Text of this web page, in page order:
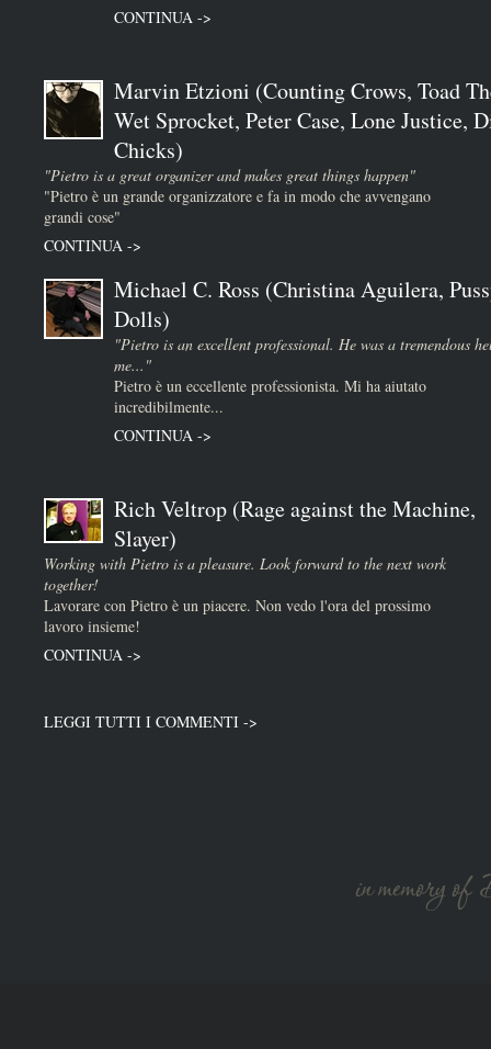
CONTINUA ->
Marvin Etzioni (Counting Crows, Toad
Wet Sprocket, Peter Case, Lone Justice,
Chicks)
"Pietro is a great organizer and makes great things happen"
"Pietro è un grande organizzatore e fa in modo che avvengano
grandi cose"
CONTINUA ->
Michael C. Ross (Christina Aguilera,
Dolls)
"Pietro is an excellent professional. He was a tremendous
me..."
Pietro è un eccellente professionista. Mi ha aiutato
incredibilmente...
CONTINUA ->
Rich Veltrop (Rage against the Machine,
Slayer)
Working with Pietro is a pleasure. Look forward to the next work
together!
Lavorare con Pietro è un piacere. Non vedo l'ora del prossimo
lavoro insieme!
CONTINUA ->
LEGGI TUTTI I COMMENTI ->